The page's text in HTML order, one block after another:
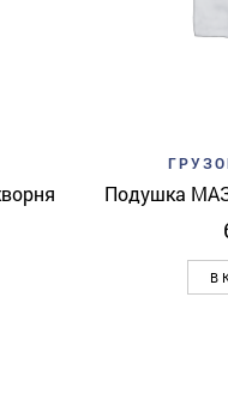
Add to
Подушка
В